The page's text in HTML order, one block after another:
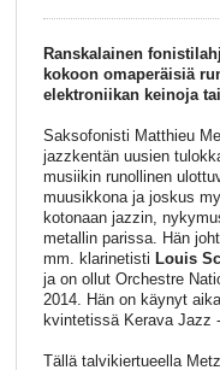
Ranskalainen
kokoon omaperäisiä
elektroniikan keinoja
Saksofonisti Matthieu
jazzkentän uusien
musiikin runollinen
muusikkona ja joskus
kotonaan jazzin,
metallin parissa. Hän
mm. klarinetisti Louis
ja on ollut Orchestre
2014. Hän on käynyt
kvintetissä Kerava Jazz
Tällä talvikiertueella